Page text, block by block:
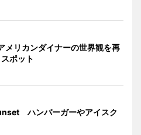
メリカンダイナーの世界観を再
ポット
ハンバーガーやアイスク